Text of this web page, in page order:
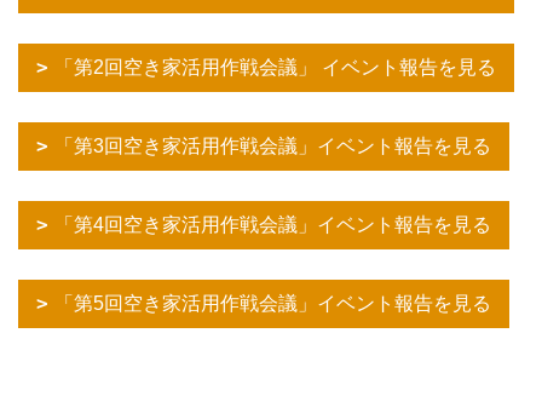
「第2回空き家活用作戦会議」 イベント報告を見る
「第3回空き家活用作戦会議」イベント報告を見る
「第4回空き家活用作戦会議」イベント報告を見る
「第5回空き家活用作戦会議」イベント報告を見る